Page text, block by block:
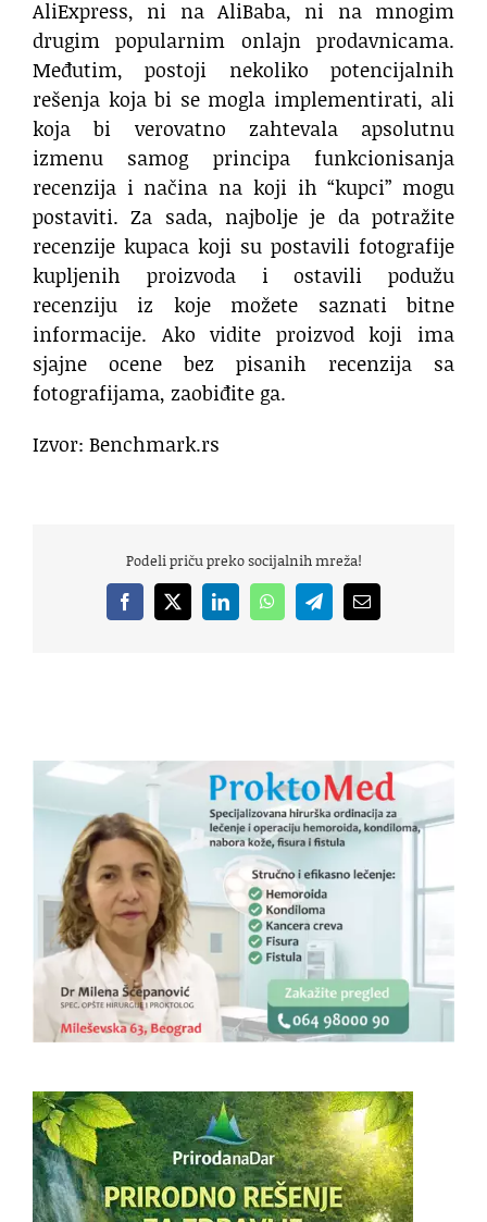
AliExpress, ni na AliBaba, ni na mnogim
drugim popularnim onlajn prodavnicama.
Međutim, postoji nekoliko potencijalnih
rešenja koja bi se mogla implementirati, ali
koja bi verovatno zahtevala apsolutnu
izmenu samog principa funkcionisanja
recenzija i načina na koji ih “kupci” mogu
postaviti. Za sada, najbolje je da potražite
recenzije kupaca koji su postavili fotografije
kupljenih proizvoda i ostavili podužu
recenziju iz koje možete saznati bitne
informacije. Ako vidite proizvod koji ima
sjajne ocene bez pisanih recenzija sa
fotografijama, zaobiđite ga.
Izvor: Benchmark.rs
Podeli priču preko socijalnih mreža!
Facebook
X LinkedInWhatsAppTelegramEmail